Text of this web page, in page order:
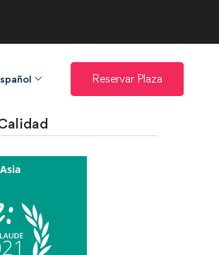
Reservar Plaza